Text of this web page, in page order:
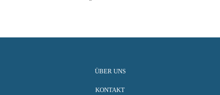
ÜBER UNS
KONTAKT